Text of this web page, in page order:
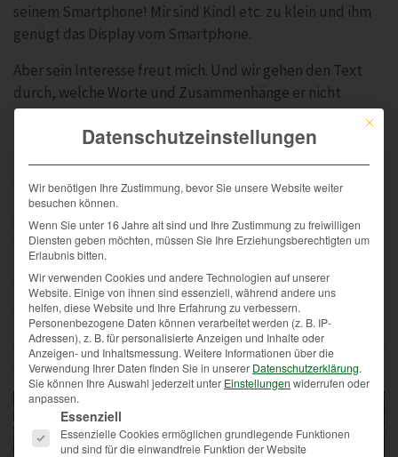
seinem Smartphone! Mir sind Kindl etc. zu klein und ihm
genügt das Display vom Smartphone.
Aber sein Interesse freut mich. Und wir gehen den Text
durch, welche Worte und Zusammenhänge er nicht
versteht. Es würde mich interessieren, wie war es in seiner
Heimat? Was war sein Vater, seine Mutter…. eine
gehört.
Am Rückweg kommen uns viele Menschen mit Hunden
entgegen. Ich frage ihn, ob er daheim auch Haustiere
hatte. Und ich erzähle ihm von Hunden. Darüber weiß er
wenig. Erstaunlich. Wir wachsen damit auf, dass wir über
den Geruchssinn von Hunden Bescheid wissen.
Am Rückweg noch ein Abschiedsfoto vom See. Ob wir auch
einmal im Restaurant sitzen werden?
Mit
Datenschutzeinstellungen
Wir benötigen Ihre Zustimmung, bevor Sie unsere Website weiter
besuchen können.
Wenn Sie unter 16 Jahre alt sind und Ihre Zustimmung zu freiwilligen
Diensten geben möchten, müssen Sie Ihre Erziehungsberechtigten um
Erlaubnis bitten.
Wir verwenden Cookies und andere Technologien auf unserer
Website. Einige von ihnen sind essenziell, während andere uns
helfen, diese Website und Ihre Erfahrung zu verbessern.
Personenbezogene Daten können verarbeitet werden (z. B. IP-
Adressen), z. B. für personalisierte Anzeigen und Inhalte oder
Anzeigen- und Inhaltsmessung. Weitere Informationen über die
Verwendung Ihrer Daten finden Sie in unserer Datenschutzerklärung.
Sie können Ihre Auswahl jederzeit unter Einstellungen widerrufen oder
anpassen.
Es folgt eine Liste der Service-Gruppen, für die eine
Essenziell
Essenzielle Cookies ermöglichen grundlegende Funktionen
und sind für die einwandfreie Funktion der Website